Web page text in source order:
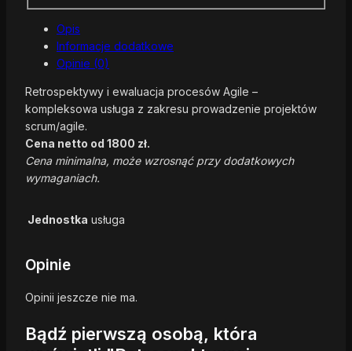
Opis
Informacje dodatkowe
Opinie (0)
Retrospektywy i ewaluacja procesów Agile –
kompleksowa usługa z zakresu prowadzenie projektów
scrum/agile.
Cena netto od 1800 zł.
Cena minimalna, może wzrosnąć przy dodatkowych
wymaganiach.
Jednostka usługa
Opinie
Opinii jeszcze nie ma.
Bądź pierwszą osobą, która